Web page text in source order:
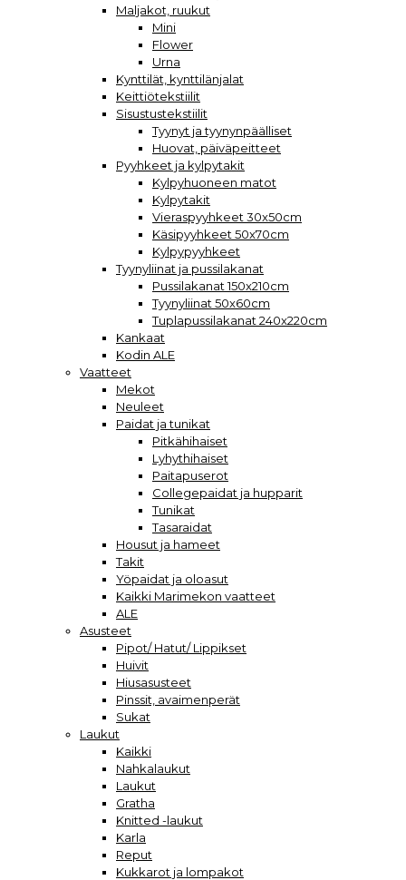
Maljakot, ruukut
Mini
Flower
Urna
Kynttilät, kynttilänjalat
Keittiötekstiilit
Sisustustekstiilit
Tyynyt ja tyynynpäälliset
Huovat, päiväpeitteet
Pyyhkeet ja kylpytakit
Kylpyhuoneen matot
Kylpytakit
Vieraspyyhkeet 30x50cm
Käsipyyhkeet 50x70cm
Kylpypyyhkeet
Tyynyliinat ja pussilakanat
Pussilakanat 150x210cm
Tyynyliinat 50x60cm
Tuplapussilakanat 240x220cm
Kankaat
Kodin ALE
Vaatteet
Mekot
Neuleet
Paidat ja tunikat
Pitkähihaiset
Lyhythihaiset
Paitapuserot
Collegepaidat ja hupparit
Tunikat
Tasaraidat
Housut ja hameet
Takit
Yöpaidat ja oloasut
Kaikki Marimekon vaatteet
ALE
Asusteet
Pipot/ Hatut/ Lippikset
Huivit
Hiusasusteet
Pinssit, avaimenperät
Sukat
Laukut
Kaikki
Nahkalaukut
Laukut
Gratha
Knitted -laukut
Karla
Reput
Kukkarot ja lompakot